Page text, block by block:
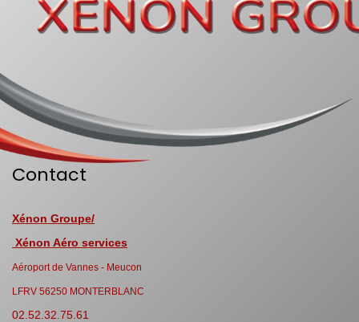
Contact
Xénon Groupe/
Xénon Aéro services
Aéroport de Vannes - Meucon
LFRV 56250 MONTERBLANC
02.52.32.75.61